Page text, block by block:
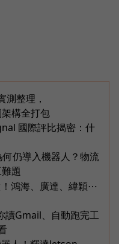
測整理，
構全打包
國際評比揭密：什
仍導入機器人？物流
題
鴻海、廣達、緯穎⋯
讀Gmail、自動跑完工